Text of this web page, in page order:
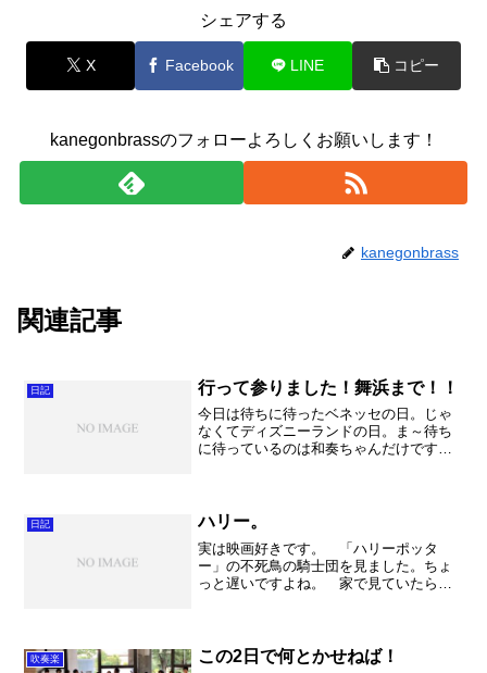
シェアする
X Facebook LINE コピー
kanegonbrassのフォローよろしくお願いします！
kanegonbrass
関連記事
日記 行って参りました！舞浜まで！！
今日は待ちに待ったベネッセの日。じゃ
なくてディズニーランドの日。ま～待ち
に待っているのは和奏ちゃんだけです
ディズニーへ。 するとすで...
日記 ハリー。
実は映画好きです。 「ハリーポッタ
ー」の不死鳥の騎士団を見ました。ちょ
っと遅いですよね。 家で見ていたら私
今までの連続で見ていますが...
吹奏楽 この2日で何とかせねば！